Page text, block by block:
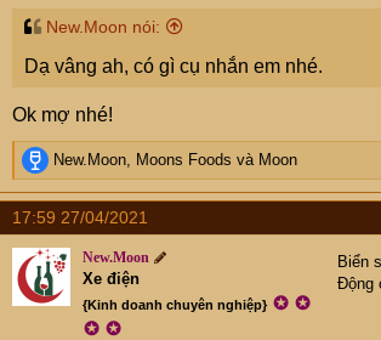
New.Moon nói:
Dạ vâng ah, có gì cụ nhắn em nhé.
Ok mợ nhé!
R
e
a
c
t
i
o
n
New.Moon Moons Foods và Moon
17:59 27/04/2021
New.Moon
Xe điện
{Kinh doanh chuyên nghiệp} ✪ ✪
✪ ✪
Biển
Động